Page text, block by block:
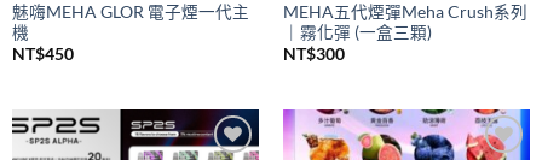
魅嗨MEHA GLOR 電子煙一代主
機
NT$450
MEHA五代煙彈Meha Crush系列
｜霧化彈 (一盒三顆)
NT$300